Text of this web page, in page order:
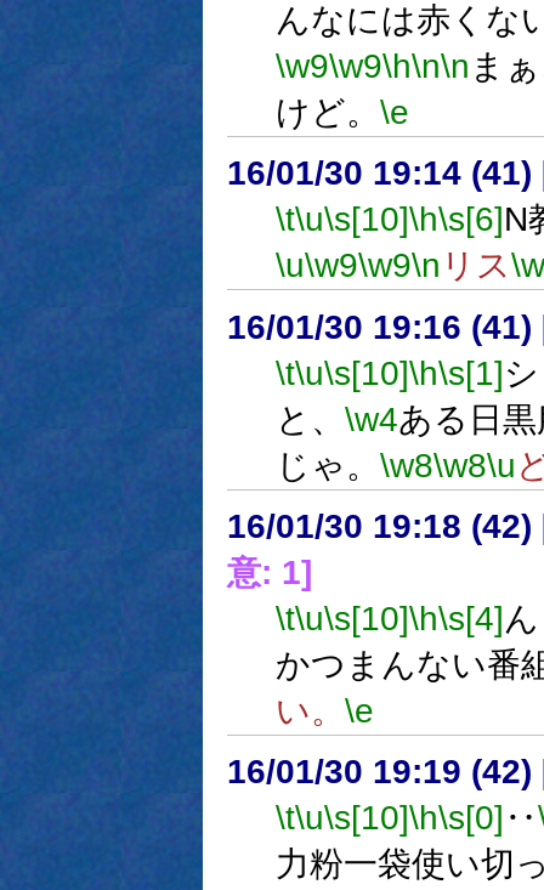
んなには赤くな
\w9\w9\h\n\n ま
けど。 \e
16/01/30 19:14 (41)
\t\u\s[10]\h\s[6]N
\u\w9\w9\n リス
16/01/30 19:16 (41)
\t\u\s[10]\h\s[1]
と、 \w4ある日
じゃ。 \w8\w8\u
16/01/30 19:18 (42)
意: 1]
\t\u\s[10]\h\s[4]
かつまんない番
い。 \e
16/01/30 19:19 (42)
\t\u\s[10]\h\s[0] ‥
力粉一袋使い切